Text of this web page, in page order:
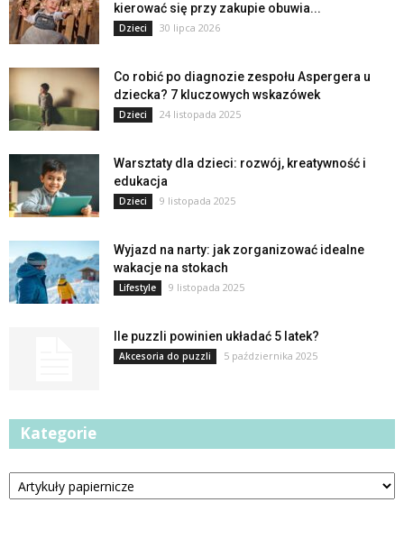
kierować się przy zakupie obuwia...
Dzieci 30 lipca 2026
Co robić po diagnozie zespołu Aspergera u
dziecka? 7 kluczowych wskazówek
Dzieci 24 listopada 2025
Warsztaty dla dzieci: rozwój, kreatywność i
edukacja
Dzieci 9 listopada 2025
Wyjazd na narty: jak zorganizować idealne
wakacje na stokach
Lifestyle 9 listopada 2025
Ile puzzli powinien układać 5 latek?
Akcesoria do puzzli 5 października 2025
Kategorie
Kategorie